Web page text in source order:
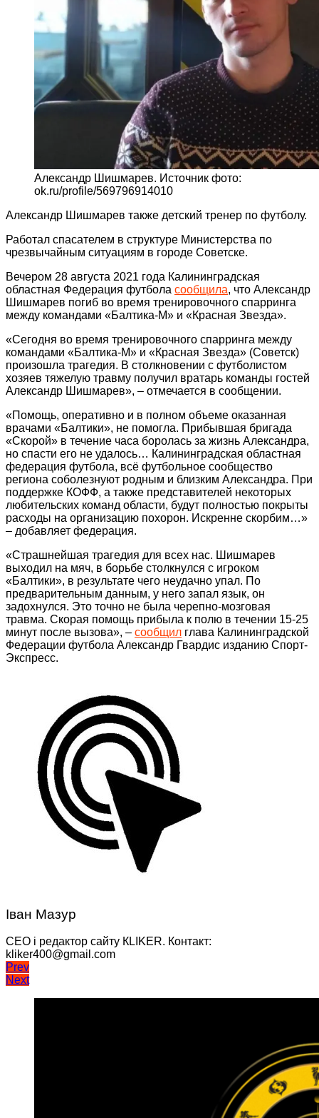
Александр Шишмарев. Источник фото:
ok.ru/profile/569796914010
Александр Шишмарев также детский тренер по футболу.
Работал спасателем в структуре Министерства по
чрезвычайным ситуациям в городе Советске.
Вечером 28 августа 2021 года Калининградская
областная Федерация футбола сообщила, что Александр
Шишмарев погиб во время тренировочного спарринга
между командами «Балтика-М» и «Красная Звезда».
«Сегодня во время тренировочного спарринга между
командами «Балтика-М» и «Красная Звезда» (Советск)
произошла трагедия. В столкновении с футболистом
хозяев тяжелую травму получил вратарь команды гостей
Александр Шишмарев», – отмечается в сообщении.
«Помощь, оперативно и в полном объеме оказанная
врачами «Балтики», не помогла. Прибывшая бригада
«Скорой» в течение часа боролась за жизнь Александра,
но спасти его не удалось… Калининградская областная
федерация футбола, всё футбольное сообщество
региона соболезнуют родным и близким Александра. При
поддержке КОФФ, а также представителей некоторых
любительских команд области, будут полностью покрыты
расходы на организацию похорон. Искренне скорбим…»
– добавляет федерация.
«Страшнейшая трагедия для всех нас. Шишмарев
выходил на мяч, в борьбе столкнулся с игроком
«Балтики», в результате чего неудачно упал. По
предварительным данным, у него запал язык, он
задохнулся. Это точно не была черепно-мозговая
травма. Скорая помощь прибыла к полю в течении 15-25
минут после вызова», – сообщил глава Калининградской
Федерации футбола Александр Гвардис изданию Спорт-
Экспресс.
Іван Мазур
CEO і редактор сайту КLIKER. Контакт:
kliker400@gmail.com
Навігація
записів
Prev
Next